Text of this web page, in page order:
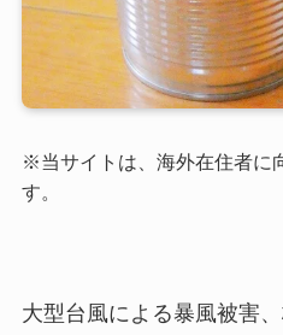
※当サイトは、海外在住者に
す。
大型台風による暴風被害